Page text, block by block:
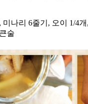
미나리 6줄기, 오이 1/4
술